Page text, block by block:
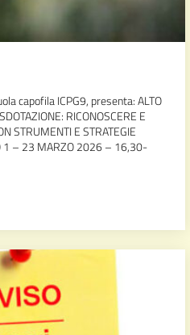
capofila ICPG9, presenta: ALTO
RICONOSCERE E
STRUMENTI E STRATEGIE
1 – 23 MARZO 2026 – 16,30-